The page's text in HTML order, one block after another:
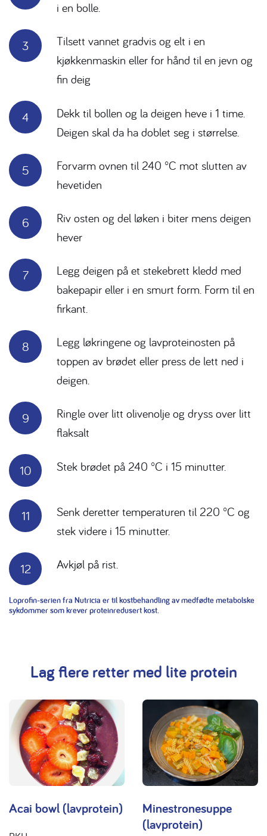
i en bolle.
Tilsett vannet gradvis og elt i en
kjøkkenmaskin eller for hånd til en jevn og
fin deig
Dekk til bollen og la deigen heve i 1 time.
Deigen skal da ha doblet seg i størrelse.
Forvarm ovnen til 240 °C mot slutten av
hevetiden
Riv osten og del løken i biter mens deigen
hever
Legg deigen på et stekebrett kledd med
bakepapir eller i en smurt form. Form til en
firkant.
Legg løkringene og lavproteinosten på
toppen av brødet eller press de lett ned i
deigen.
Ringle over litt olivenolje og dryss over litt
flaksalt
Stek brødet på 240 °C i 15 minutter.
Senk deretter temperaturen til 220 °C og
stek videre i 15 minutter.
Avkjøl på rist.
Loprofin-serien fra Nutricia er til kostbehandling av medfødte metabolske
sykdommer som krever proteinredusert kost.
Lag flere retter med lite protein
Acai bowl (lavprotein)
Minestronesuppe
(lavprotein)